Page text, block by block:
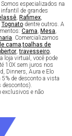
especializados na
infantil de grandes
, Rafimex,
Tognato dentre outros. A
Cama, Mesa,
. Comercializamos
cama,toalhas de
,travesseiro,
loja virtual, você pode
10X sem juros nos
Dinners, Aura e Elo
de desconto a vista
descontos).
exclusivos e não